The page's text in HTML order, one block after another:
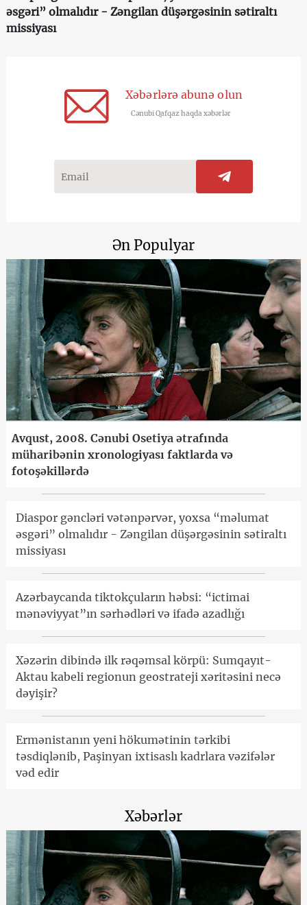
əsgəri” olmalıdır - Zəngilan düşərgəsinin sətiraltı
missiyası
Xəbərlərə abunə olun
Cənubi Qafqaz haqda xəbərlər
Ən Populyar
Avqust, 2008. Cənubi Osetiya ətrafında
müharibənin xronologiyası faktlarda və
fotoşəkillərdə
Diaspor gəncləri vətənpərvər, yoxsa “məlumat
əsgəri” olmalıdır - Zəngilan düşərgəsinin sətiraltı
missiyası
Azərbaycanda tiktokçuların həbsi: “ictimai
mənəviyyat”ın sərhədləri və ifadə azadlığı
Xəzərin dibində ilk rəqəmsal körpü: Sumqayıt-
Aktau kabeli regionun geostrateji xəritəsini necə
dəyişir?
Ermənistanın yeni hökumətinin tərkibi
təsdiqlənib, Paşinyan ixtisaslı kadrlara vəzifələr
vəd edir
Xəbərlər